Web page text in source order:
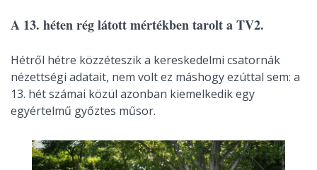
A 13. héten rég látott mértékben tarolt a TV2.
Hétről hétre közzéteszik a kereskedelmi csatornák
nézettségi adatait, nem volt ez máshogy ezúttal sem: a
13. hét számai közül azonban kiemelkedik egy
egyértelmű győztes műsor.